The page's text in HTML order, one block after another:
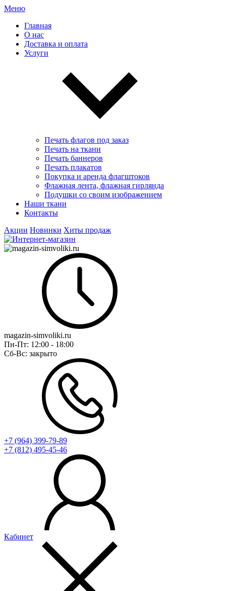
Меню
Главная
О нас
Доставка и оплата
Услуги
Печать флагов под заказ
Печать на ткани
Печать баннеров
Печать плакатов
Покупка и аренда флагштоков
Флажная лента, флажная гирлянда
Подушки со своим изображением
Наши ткани
Контакты
Акции Новинки Хиты продаж
magazin-simvoliki.ru
Пн-Пт: 12:00 - 18:00
Сб-Вс: закрыто
+7 (964) 399-79-89
+7 (812) 495-45-46
Кабинет